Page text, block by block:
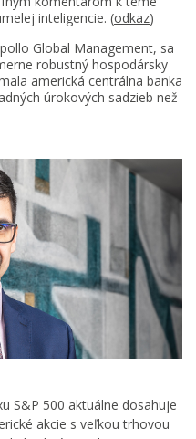
inteligencie. (odkaz)
Global Management, sa
robustný hospodársky
americká centrálna banka
úrokových sadzieb než
S&P 500 aktuálne dosahuje
akcie s veľkou trhovou